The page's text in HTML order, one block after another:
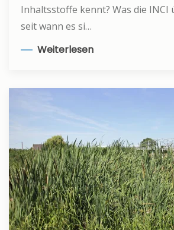
Inhaltsstoffe kennt? Was die INCI
seit wann es si…
Weiterlesen